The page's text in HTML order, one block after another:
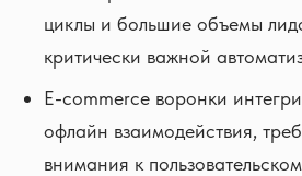
циклы и большие объемы
критически важной
E-commerce воронки
офлайн взаимодействия,
внимания к